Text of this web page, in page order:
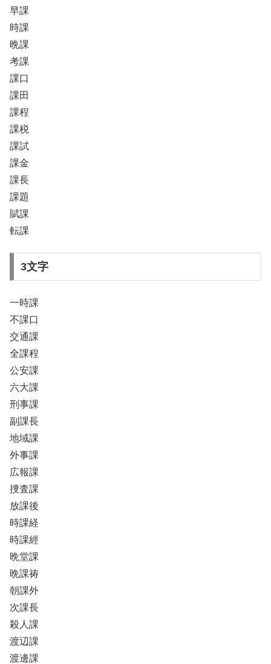
早課
時課
晩課
考課
課口
課田
課程
課税
課試
課金
課長
課題
賦課
転課
3文字
一時課
不課口
交通課
全課程
公安課
六大課
刑事課
副課長
地域課
外事課
広報課
捜査課
放課後
時課経
時課經
晩堂課
晩課祷
朝課外
次課長
殺人課
渡辺課
渡邊課